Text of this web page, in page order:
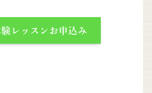
レッスンお申込み